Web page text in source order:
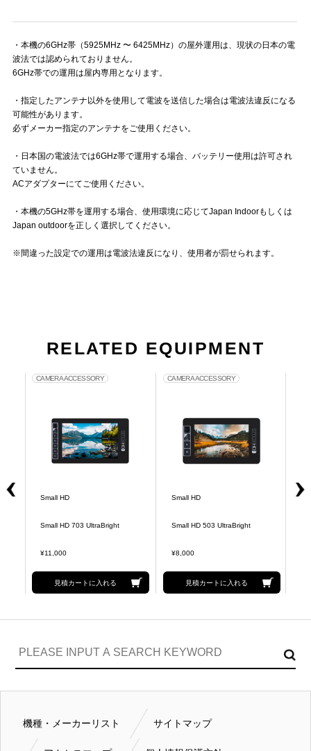
・本機の6GHz帯（5925MHz 〜 6425MHz）の屋外運用は、現状の日本の電
波法では認められておりません。
6GHz帯での運用は屋内専用となります。
・指定したアンテナ以外を使用して電波を送信した場合は電波法違反になる
可能性があります。
必ずメーカー指定のアンテナをご使用ください。
・日本国の電波法では6GHz帯で運用する場合、バッテリー使用は許可され
ていません。
ACアダプターにてご使用ください。
・本機の5GHz帯を運用する場合、使用環境に応じてJapan Indoorもしくは
Japan outdoorを正しく選択してください。
※間違った設定での運用は電波法違反になり、使用者が罰せられます。
RELATED EQUIPMENT
CAMERA ACCESSORY
Small HD
Small HD 703 UltraBright
¥11,000
見積カートに入れる
CAMERA ACCESSORY
Small HD
Small HD 503 UltraBright
¥8,000
見積カートに入れる
機種・メーカーリスト サイトマップ